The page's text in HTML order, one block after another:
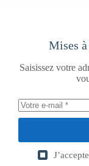
Mises
Saisissez votre